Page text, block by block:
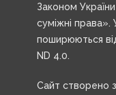
Законом
суміжні права».
поширюються
ND 4.0.
Сайт створено